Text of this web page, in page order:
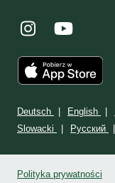
Deutsch English
Slowacki
Ρусский
Polityka prywatności